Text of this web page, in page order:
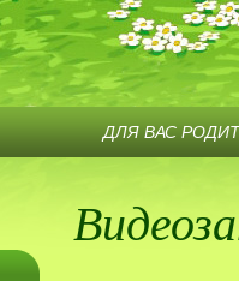
ДЛЯ ВАС